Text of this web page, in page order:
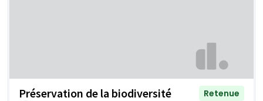
Préservation de la biodiversité
Retenue